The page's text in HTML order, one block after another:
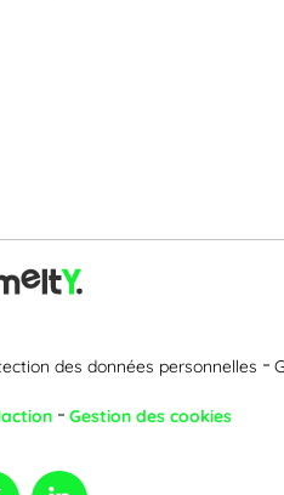
des données personnelles
Gestion des cookies